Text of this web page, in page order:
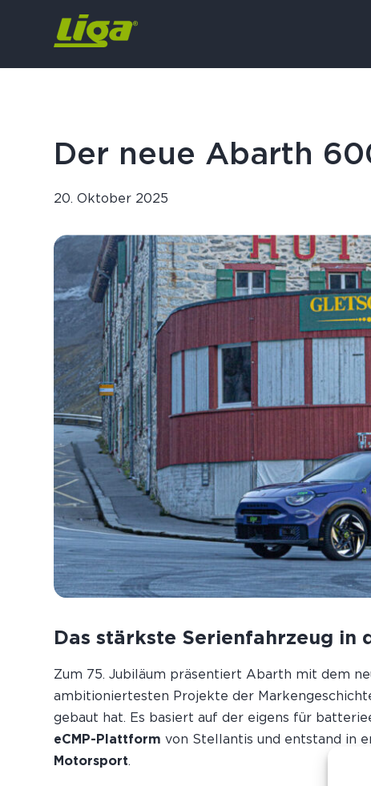
Der neue Abarth
20. Oktober 2025
Das stärkste Serienfahrzeug in
Zum 75. Jubiläum präsentiert Abarth mit dem
ambitioniertesten Projekte der
gebaut hat. Es basiert auf der eigens für
eCMP-Plattform von Stellantis und entstand in
Motorsport.